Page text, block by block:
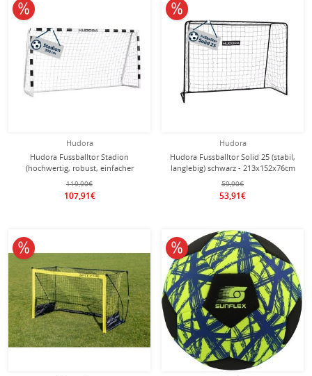
Hudora
Hudora Fussballtor Stadion
(hochwertig, robust, einfacher
Aufbau) weiss - 300x160x90cm
119,90€
107,91€
10% reduziert
Hudora
Hudora Fussballtor Solid 25 (stabil,
langlebig) schwarz - 213x152x76cm
59,90€
53,91€
10% reduziert
10% reduziert 10% reduziert